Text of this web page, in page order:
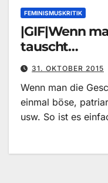
FEMINISMUSKRITIK
|GIF|Wenn
tauscht…
31. OKTOBER 2015
Wenn man die
einmal böse,
usw. So ist es